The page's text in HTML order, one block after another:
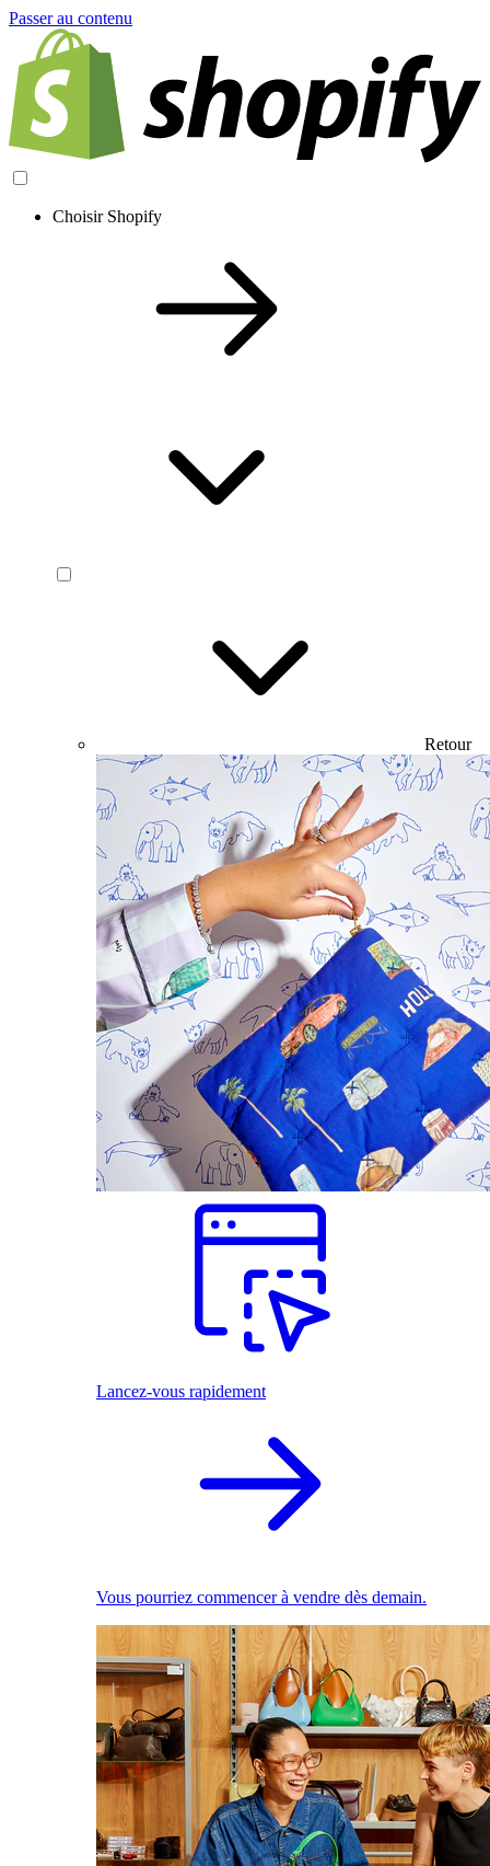
Passer au contenu
Choisir Shopify
Retour
Lancez-vous rapidement
Vous pourriez commencer à vendre dès demain.